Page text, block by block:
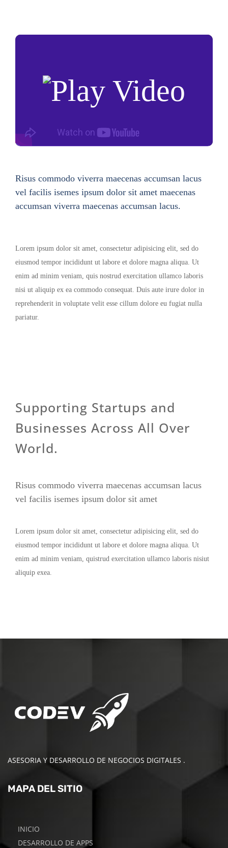
Risus commodo viverra maecenas accumsan lacus
vel facilis isemes ipsum dolor sit amet maecenas
accumsan viverra maecenas accumsan lacus.
Lorem ipsum dolor sit amet, consectetur adipisicing elit, sed do
eiusmod tempor incididunt ut labore et dolore magna aliqua. Ut
enim ad minim veniam, quis nostrud exercitation ullamco laboris
nisi ut aliquip ex ea commodo consequat. Duis aute irure dolor in
reprehenderit in voluptate velit esse cillum dolore eu fugiat nulla
pariatur.
Supporting Startups and
Businesses Across All Over
World.
Risus commodo viverra maecenas accumsan lacus
vel facilis isemes ipsum dolor sit amet
Lorem ipsum dolor sit amet, consectetur adipisicing elit, sed do
eiusmod tempor incididunt ut labore et dolore magna aliqua. Ut
enim ad minim veniam, quistrud exercitation ullamco laboris nisiut
aliquip exea.
ASESORIA Y DESARROLLO DE NEGOCIOS DIGITALES .
MAPA DEL SITIO
INICIO
DESARROLLO DE APPS